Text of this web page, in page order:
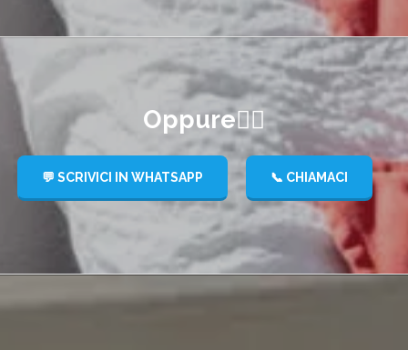
Oppure👇🏻
💬 SCRIVICI IN WHATSAPP 📞 CHIAMACI